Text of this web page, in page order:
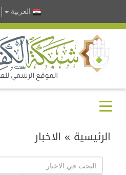
العربية
الرئيسية » الاخبار